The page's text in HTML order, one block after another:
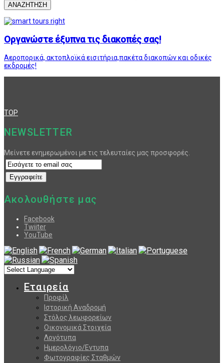
ΑΝΑΖΗΤΗΣΗ
Οργανώστε έξυπνα τις διακοπές σας!
Αεροπορικά, ακτοπλοϊκά εισιτήρια,πακέτα διακοπών και οδικές
εκδρομές!
TOP
NEWSLETTER
Μείνετε ενημερωμένοι με τις τελευταίες μας προσφορές.
Ακολουθήστε μας
Facebook
Twiiter
YouTube
Εταιρεία
Προφίλ
Ιστορική Αναδρομή
Στόλος λεωφορείων
Οικονομικά Στοιχεία
Λογότυπα
Ημερολόγιο/Εντυπα
Φωτογραφίες Σταθμών